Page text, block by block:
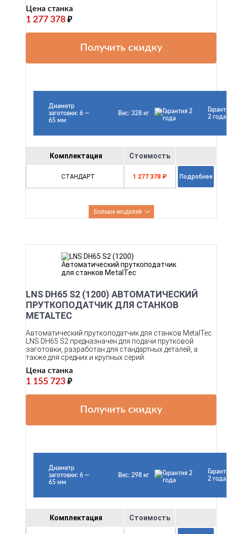
Цена станка
1 277 378 ₽
Получить скидку
Диаметр
заготовки: 6 —
65 мм
Вес: 328 кг
2 года
Комплектация Стоимость
СТАНДАРТ 1 277 378 ₽ Подробнее
Больше моделей
LNS DH65 S2 (1200) АВТОМАТИЧЕСКИЙ
ПРУТКОПОДАТЧИК ДЛЯ СТАНКОВ
METALTEC
Автоматический пруткоподатчик для станков MetalTec
LNS DH65 S2 предназначен для подачи прутковой
заготовки, разработан для стандартных деталей, а
также для средних и крупных серий.
Цена станка
1 155 723 ₽
Получить скидку
Диаметр
заготовки: 6 —
65 мм
Вес: 298 кг
2 года
Комплектация Стоимость